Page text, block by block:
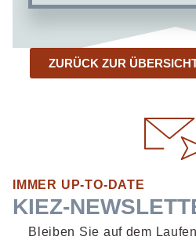
ZURÜCK ZUR
IMMER UP-TO-DATE
KIEZ-
Bleiben Sie auf dem